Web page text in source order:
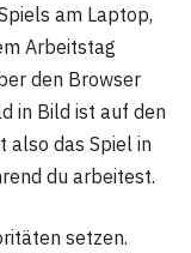
am Laptop,
Arbeitstag
den Browser
in Bild ist auf den
also das Spiel in
du arbeitest.
setzen.